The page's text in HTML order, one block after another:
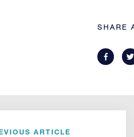
SHARE
ARTICLE